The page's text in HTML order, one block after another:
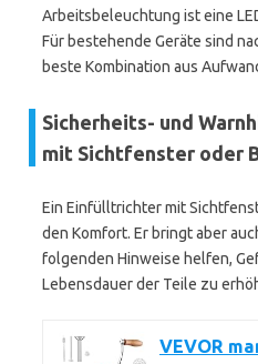
Arbeitsbeleuchtung ist eine
Für bestehende Geräte sind
beste Kombination aus
Sicherheits- und
mit Sichtfenster oder
Ein Einfülltrichter mit
den Komfort. Er bringt aber
folgenden Hinweise helfen,
Lebensdauer der Teile zu
VEVOR